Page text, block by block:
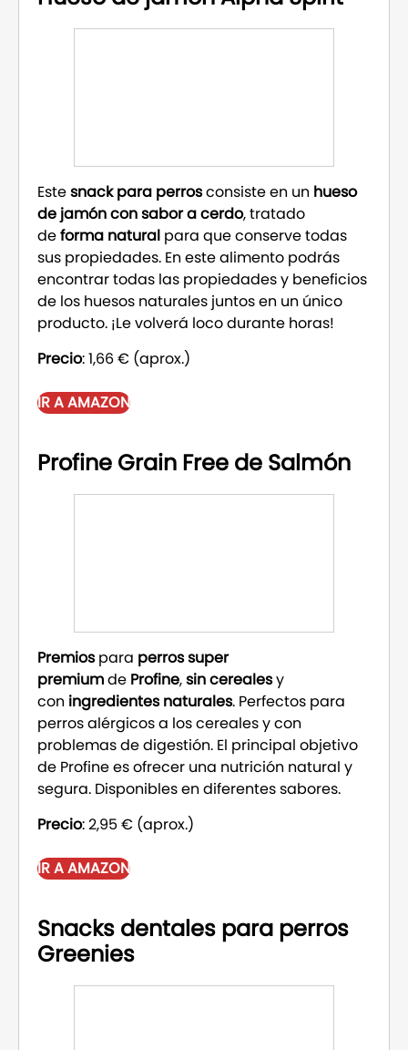
Estesnack para perrosconsiste en un hueso
de jamón con sabor a cerdo, tratado
deforma natural para que conserve todas
sus propiedades. En este alimento podrás
encontrar todas las propiedades y beneficios
de los huesos naturales juntos en un único
producto. ¡Le volverá loco durante horas!
Precio: 1,66 € (aprox.)
IR A AMAZON
Profine Grain Free de Salmón
Premiospara perros super
premiumde Profine,sin cerealesy
con ingredientes naturales. Perfectos para
perros alérgicos a los cereales y con
problemas de digestión. El principal objetivo
de Profine es ofrecer una nutrición natural y
segura. Disponibles en diferentes sabores.
Precio: 2,95 € (aprox.)
IR A AMAZON
Snacks dentales para perros
Greenies